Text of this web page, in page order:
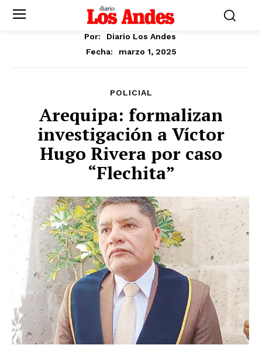
Por:
Diario Los Andes
Fecha:
marzo 1, 2025
POLICIAL
Arequipa: formalizan
investigación a Víctor
Hugo Rivera por caso
“Flechita”